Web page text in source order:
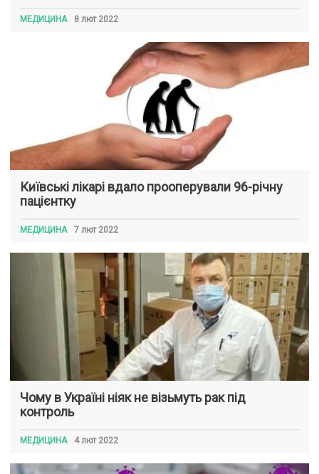
МЕДИЦИНА 8 лют 2022
Київські лікарі вдало прооперували 96-річну
пацієнтку
МЕДИЦИНА 7 лют 2022
Чому в Україні ніяк не візьмуть рак під
контроль
МЕДИЦИНА 4 лют 2022